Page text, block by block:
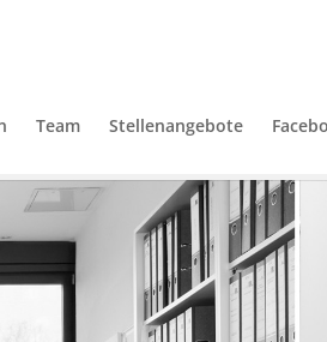
Team Stellenangebote